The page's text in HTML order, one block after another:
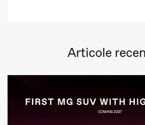
Articole